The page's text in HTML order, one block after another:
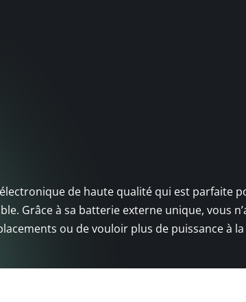
de haute qualité qui est parfaite
Grâce à sa batterie externe unique, vous
ou de vouloir plus de puissance à